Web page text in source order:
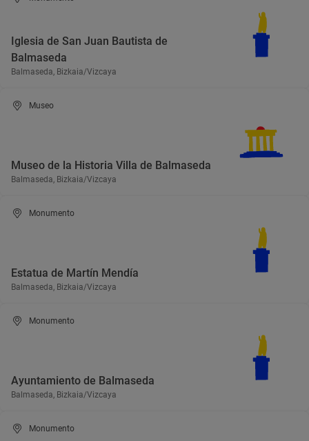
Iglesia de San Juan Bautista de
Balmaseda
Balmaseda, Bizkaia/Vizcaya
Museo
Museo de la Historia Villa de Balmaseda
Balmaseda, Bizkaia/Vizcaya
Monumento
Estatua de Martín Mendía
Balmaseda, Bizkaia/Vizcaya
Monumento
Ayuntamiento de Balmaseda
Balmaseda, Bizkaia/Vizcaya
Monumento